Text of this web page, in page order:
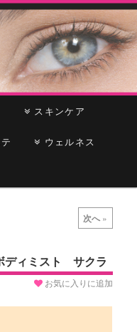
スキンケア
ウェルネス
次へ »
ディミスト サクラ
お気に入りに追加